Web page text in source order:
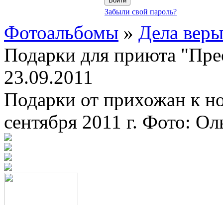
Забыли свой пароль?
Фотоальбомы » Дела веры
Подарки для приюта
23.09.2011
Подарки от прихожан к
сентября 2011 г. Фото: